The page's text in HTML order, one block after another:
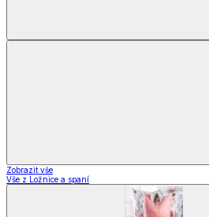
Zobrazit vše
Vše z Ložnice a spaní